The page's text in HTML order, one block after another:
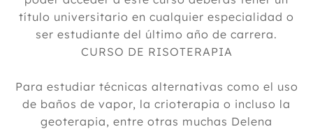
título universitario en cualquier especialidad o
ser estudiante del último año de carrera.
CURSO DE RISOTERAPIA
Para estudiar técnicas alternativas como el uso
de baños de vapor, la crioterapia o incluso la
geoterapia, entre otras muchas Delena